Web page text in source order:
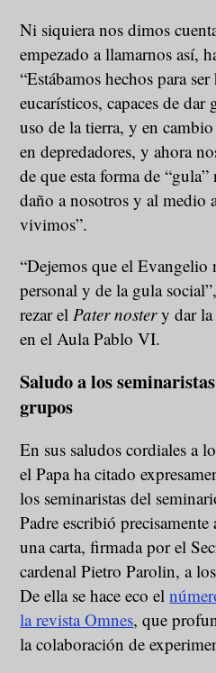
Ni siquiera nos dimos
empezado a llamarnos así,
“Estábamos hechos para
eucarísticos, capaces de dar
uso de la tierra, y en
en depredadores, y ahora
de que esta forma de
daño a nosotros y al medio
vivimos”.
“Dejemos que el Evangelio
personal y de la gula
rezar el Pater nostery dar la
en el Aula Pablo VI.
Saludo a los
grupos
En sus saludos cordiales a
el Papa ha citado
los seminaristas del
Padre escribió
una carta, firmada por el
cardenal Pietro Parolin, a
De ella se hace eco el
la revista Omnes, que
la colaboración de